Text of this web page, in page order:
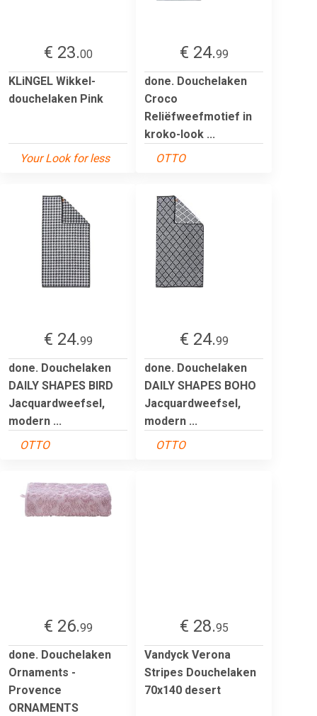
€ 23.00
KLiNGEL Wikkel-
douchelaken Pink
Your Look for less
€ 24.99
done. Douchelaken
Croco
Reliëfweefmotief in
kroko-look ...
OTTO
€ 24.99
done. Douchelaken
DAILY SHAPES BIRD
Jacquardweefsel,
modern ...
OTTO
€ 24.99
done. Douchelaken
DAILY SHAPES BOHO
Jacquardweefsel,
modern ...
OTTO
€ 26.99
done. Douchelaken
Ornaments -
Provence
ORNAMENTS
€ 28.95
Vandyck Verona
Stripes Douchelaken
70x140 desert